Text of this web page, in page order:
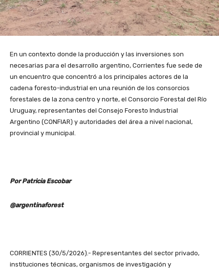
En un contexto donde la producción y las inversiones son
necesarias para el desarrollo argentino, Corrientes fue sede de
un encuentro que concentró a los principales actores de la
cadena foresto-industrial en una reunión de los consorcios
forestales de la zona centro y norte, el Consorcio Forestal del Río
Uruguay, representantes del Consejo Foresto Industrial
Argentino (CONFIAR) y autoridades del área a nivel nacional,
provincial y municipal.
Por Patricia Escobar
@argentinaforest
CORRIENTES (30/5/2026).- Representantes del sector privado,
instituciones técnicas, organismos de investigación y